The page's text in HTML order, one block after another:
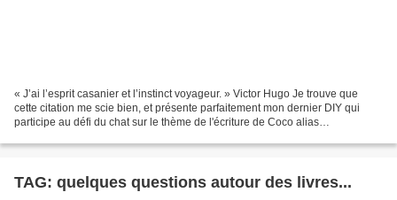
« J’ai l’esprit casanier et l’instinct voyageur. » Victor Hugo Je trouve que
cette citation me scie bien, et présente parfaitement mon dernier DIY qui
participe au défi du chat sur le thème de l'écriture de Coco alias
TAG: quelques questions autour des livres...